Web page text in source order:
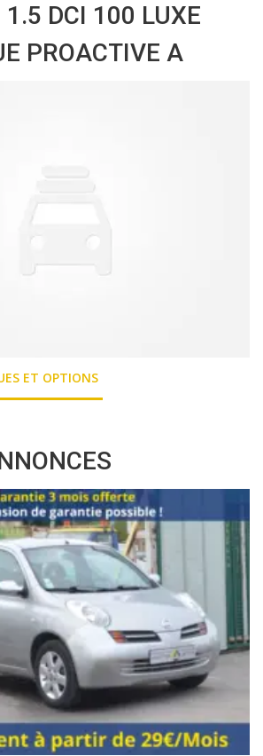
1.5 DCI 100 LUXE
PROACTIVE A
ET OPTIONS